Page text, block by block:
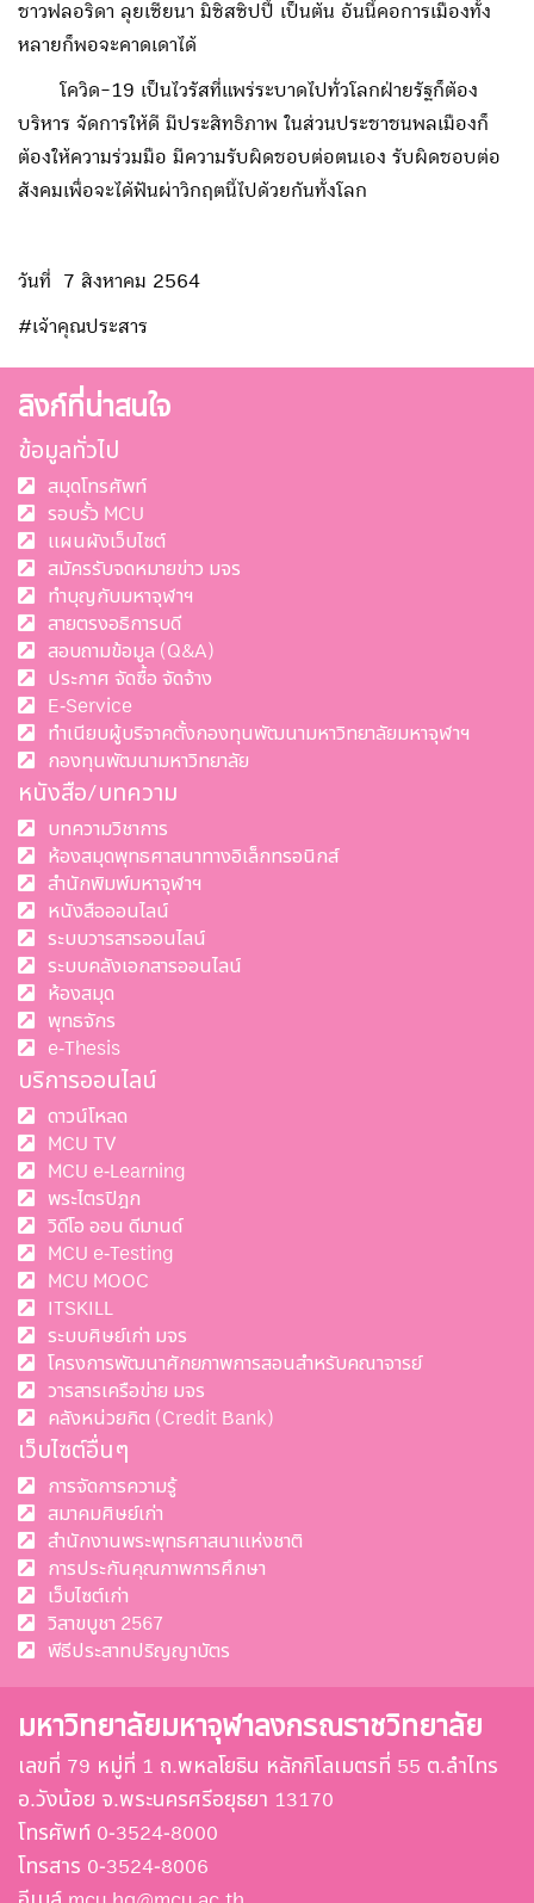
ชาวฟลอริดา ลุยเซียนา มิซิสซิปปี้ เป็นต้น อันนี้คอการเมืองทั้ง
หลายก็พอจะคาดเดาได้
โควิด-19 เป็นไวรัสที่แพร่ระบาดไปทั่วโลกฝ่ายรัฐก็ต้อง
บริหาร จัดการให้ดี มีประสิทธิภาพ ในส่วนประชาชนพลเมืองก็
ต้องให้ความร่วมมือ มีความรับผิดชอบต่อตนเอง รับผิดชอบต่อ
สังคมเพื่อจะได้ฟันผ่าวิกฤตนี้ไปด้วยกันทั้งโลก
วันที่ 7 สิงหาคม 2564
#เจ้าคุณประสาร
ลิงก์ที่น่าสนใจ
ข้อมูลทั่วไป
สมุดโทรศัพท์
รอบรั้ว MCU
แผนผังเว็บไซต์
สมัครรับจดหมายข่าว มจร
ทำบุญกับมหาจุฬาฯ
สายตรงอธิการบดี
สอบถามข้อมูล (Q&A)
ประกาศ จัดซื้อ จัดจ้าง
E-Service
ทำเนียบผู้บริจาคตั้งกองทุนพัฒนามหาวิทยาลัยมหาจุฬาฯ
กองทุนพัฒนามหาวิทยาลัย
หนังสือ/บทความ
บทความวิชาการ
ห้องสมุดพุทธศาสนาทางอิเล็กทรอนิกส์
สำนักพิมพ์มหาจุฬาฯ
หนังสือออนไลน์
ระบบวารสารออนไลน์
ระบบคลังเอกสารออนไลน์
ห้องสมุด
พุทธจักร
e-Thesis
บริการออนไลน์
ดาวน์โหลด
MCU TV
MCU e-Learning
พระไตรปิฎก
วิดีโอ ออน ดีมานด์
MCU e-Testing
MCU MOOC
ITSKILL
ระบบศิษย์เก่า มจร
โครงการพัฒนาศักยภาพการสอนสำหรับคณาจารย์
วารสารเครือข่าย มจร
คลังหน่วยกิต (Credit Bank)
เว็บไซต์อื่นๆ
การจัดการความรู้
สมาคมศิษย์เก่า
สำนักงานพระพุทธศาสนาแห่งชาติ
การประกันคุณภาพการศึกษา
เว็บไซต์เก่า
วิสาขบูชา 2567
พีธีประสาทปริญญาบัตร
มหาวิทยาลัยมหาจุฬาลงกรณราชวิทยาลัย
เลขที่ 79 หมู่ที่ 1 ถ.พหลโยธิน หลักกิโลเมตรที่ 55 ต.ลำไทร
อ.วังน้อย จ.พระนครศรีอยุธยา 13170
โทรศัพท์ 0-3524-8000
โทรสาร 0-3524-8006